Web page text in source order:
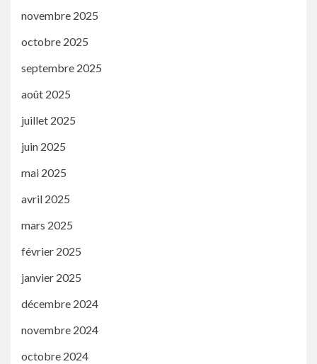
novembre 2025
octobre 2025
septembre 2025
août 2025
juillet 2025
juin 2025
mai 2025
avril 2025
mars 2025
février 2025
janvier 2025
décembre 2024
novembre 2024
octobre 2024